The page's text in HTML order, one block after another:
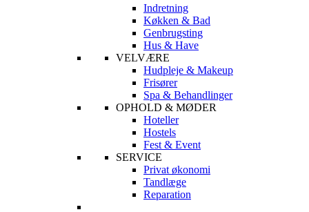
Indretning
Køkken & Bad
Genbrugsting
Hus & Have
VELVÆRE
Hudpleje & Makeup
Frisører
Spa & Behandlinger
OPHOLD & MØDER
Hoteller
Hostels
Fest & Event
SERVICE
Privat økonomi
Tandlæge
Reparation